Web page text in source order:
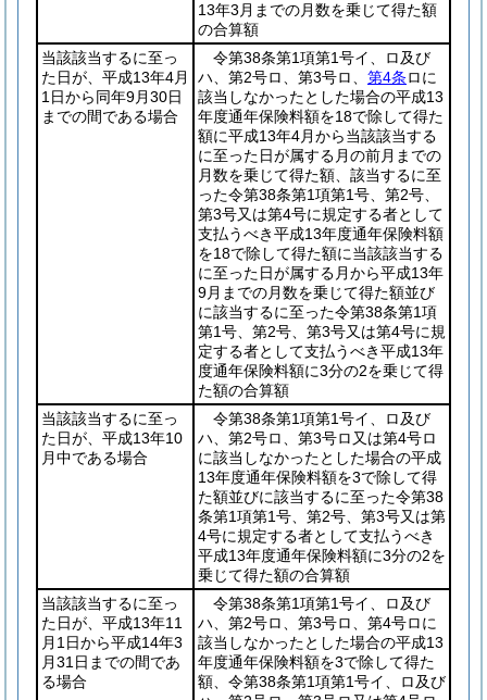
13年3月までの月数を乗じて得た額
の合算額
当該該当するに至っ
た日が、平成13年4月
1日から同年9月30日
までの間である場合
令第38条第1項第1号イ、ロ及び
ハ、第2号ロ、第3号ロ、 第4条ロに
該当しなかったとした場合の平成13
年度通年保険料額を18で除して得た
額に平成13年4月から当該該当する
に至った日が属する月の前月までの
月数を乗じて得た額、該当するに至
った令第38条第1項第1号、第2号、
第3号又は第4号に規定する者として
支払うべき平成13年度通年保険料額
を18で除して得た額に当該該当する
に至った日が属する月から平成13年
9月までの月数を乗じて得た額並び
に該当するに至った令第38条第1項
第1号、第2号、第3号又は第4号に規
定する者として支払うべき平成13年
度通年保険料額に3分の2を乗じて得
た額の合算額
当該該当するに至っ
た日が、平成13年10
月中である場合
令第38条第1項第1号イ、ロ及び
ハ、第2号ロ、第3号ロ又は第4号ロ
に該当しなかったとした場合の平成
13年度通年保険料額を3で除して得
た額並びに該当するに至った令第38
条第1項第1号、第2号、第3号又は第
4号に規定する者として支払うべき
平成13年度通年保険料額に3分の2を
乗じて得た額の合算額
当該該当するに至っ
た日が、平成13年11
月1日から平成14年3
月31日までの間であ
る場合
令第38条第1項第1号イ、ロ及び
ハ、第2号ロ、第3号ロ、第4号ロに
該当しなかったとした場合の平成13
年度通年保険料額を3で除して得た
額、令第38条第1項第1号イ、ロ及び